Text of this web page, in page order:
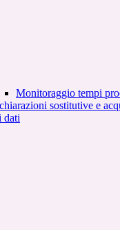
Monitoraggio tempi
sostitutive e
dati